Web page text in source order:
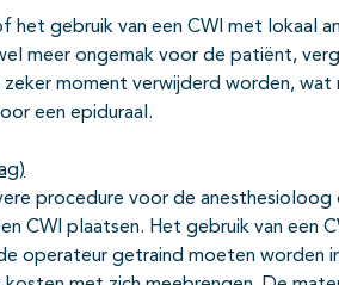
het gebruik van een CWI met lokaal
meer ongemak voor de patiënt,
zeker moment verwijderd worden,
een epiduraal.
procedure voor de anesthesioloog
CWI plaatsen. Het gebruik van een
operateur getraind moeten worden